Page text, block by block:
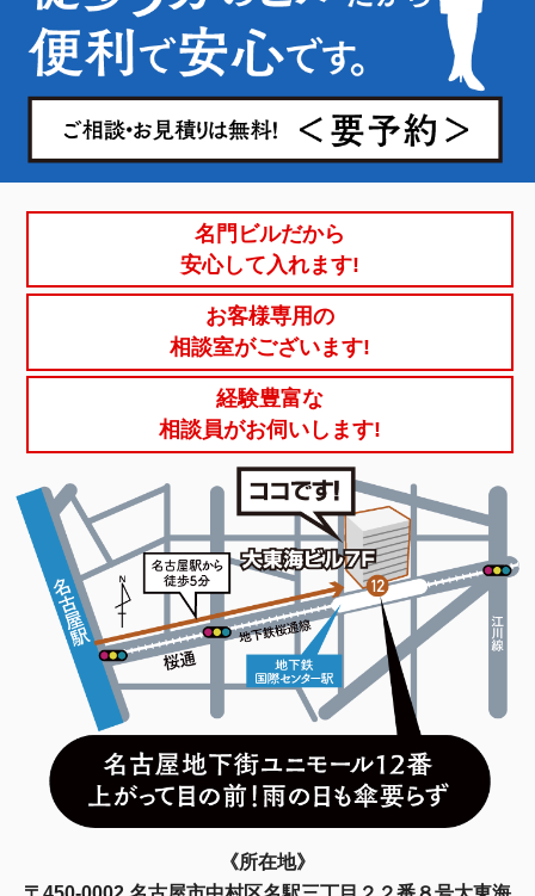
名門ビルだから
安心して入れます!
お客様専用の
相談室がございます!
経験豊富な
相談員がお伺いします!
《所在地》